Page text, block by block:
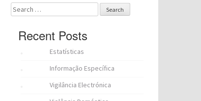
Search
for:
Recent Posts
Estatísticas
Informação Específica
Vigilância Electrónica